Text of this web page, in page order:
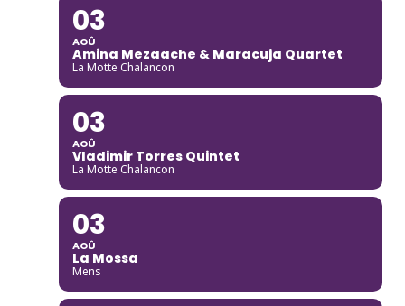
03
AOÛ
Amina Mezaache & Maracuja Quartet
La Motte Chalancon
03
AOÛ
Vladimir Torres Quintet
La Motte Chalancon
03
AOÛ
La Mossa
Mens